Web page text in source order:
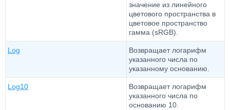
значение из линейного
цветового пространства в
цветовое пространство
гамма (sRGB).
Log
Возвращает логарифм
указанного числа по
указанному основанию.
Log10
Возвращает логарифм
указанного числа по
основанию 10.